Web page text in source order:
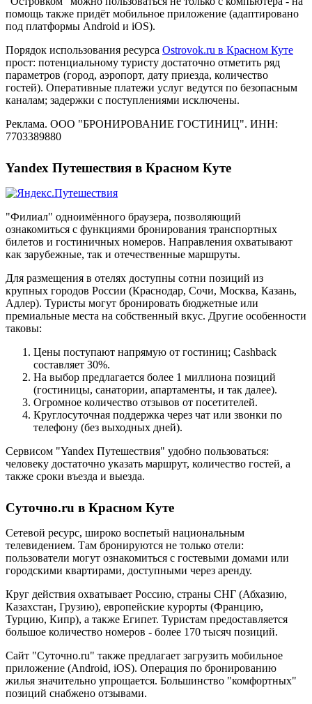
помощь также придёт мобильное приложение (адаптировано
под платформы Android и iOS).
Порядок использования ресурса Ostrovok.ru в Красном Куте
прост: потенциальному туристу достаточно отметить ряд
параметров (город, аэропорт, дату приезда, количество
гостей). Оперативные платежи услуг ведутся по безопасным
каналам; задержки с поступлениями исключены.
Реклама. ООО "БРОНИРОВАНИЕ ГОСТИНИЦ". ИНН:
7703389880
Yandex Путешествия в Красном Куте
"Филиал" одноимённого браузера, позволяющий
ознакомиться с функциями бронирования транспортных
билетов и гостиничных номеров. Направления охватывают
как зарубежные, так и отечественные маршруты.
Для размещения в отелях доступны сотни позиций из
крупных городов России (Краснодар, Сочи, Москва, Казань,
Адлер). Туристы могут бронировать бюджетные или
премиальные места на собственный вкус. Другие особенности
таковы:
Цены поступают напрямую от гостиниц; Cashback
составляет 30%.
На выбор предлагается более 1 миллиона позиций
(гостиницы, санатории, апартаменты, и так далее).
Огромное количество отзывов от посетителей.
Круглосуточная поддержка через чат или звонки по
телефону (без выходных дней).
Сервисом "Yandex Путешествия" удобно пользоваться:
человеку достаточно указать маршрут, количество гостей, а
также сроки въезда и выезда.
Суточно.ru в Красном Куте
Сетевой ресурс, широко воспетый национальным
телевидением. Там бронируются не только отели:
пользователи могут ознакомиться с гостевыми домами или
городскими квартирами, доступными через аренду.
Круг действия охватывает Россию, страны СНГ (Абхазию,
Казахстан, Грузию), европейские курорты (Францию,
Турцию, Кипр), а также Египет. Туристам предоставляется
большое количество номеров - более 170 тысяч позиций.
Сайт "Суточно.ru" также предлагает загрузить мобильное
приложение (Android, iOS). Операция по бронированию
жилья значительно упрощается. Большинство "комфортных"
позиций снабжено отзывами.